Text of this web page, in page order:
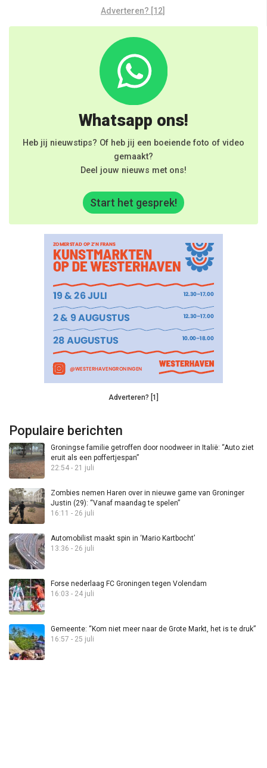
Adverteren? [12]
Whatsapp ons!
Heb jij nieuwstips? Of heb jij een boeiende foto of video
gemaakt?
Deel jouw nieuws met ons!
Start het gesprek!
Adverteren? [1]
Populaire berichten
Groningse familie getroffen door noodweer in Italië: “Auto ziet
eruit als een poffertjespan”
22:54 - 21 juli
Zombies nemen Haren over in nieuwe game van Groninger
Justin (29): “Vanaf maandag te spelen”
16:11 - 26 juli
Automobilist maakt spin in ‘Mario Kartbocht’
13:36 - 26 juli
Forse nederlaag FC Groningen tegen Volendam
16:03 - 24 juli
Gemeente: “Kom niet meer naar de Grote Markt, het is te druk”
16:57 - 25 juli